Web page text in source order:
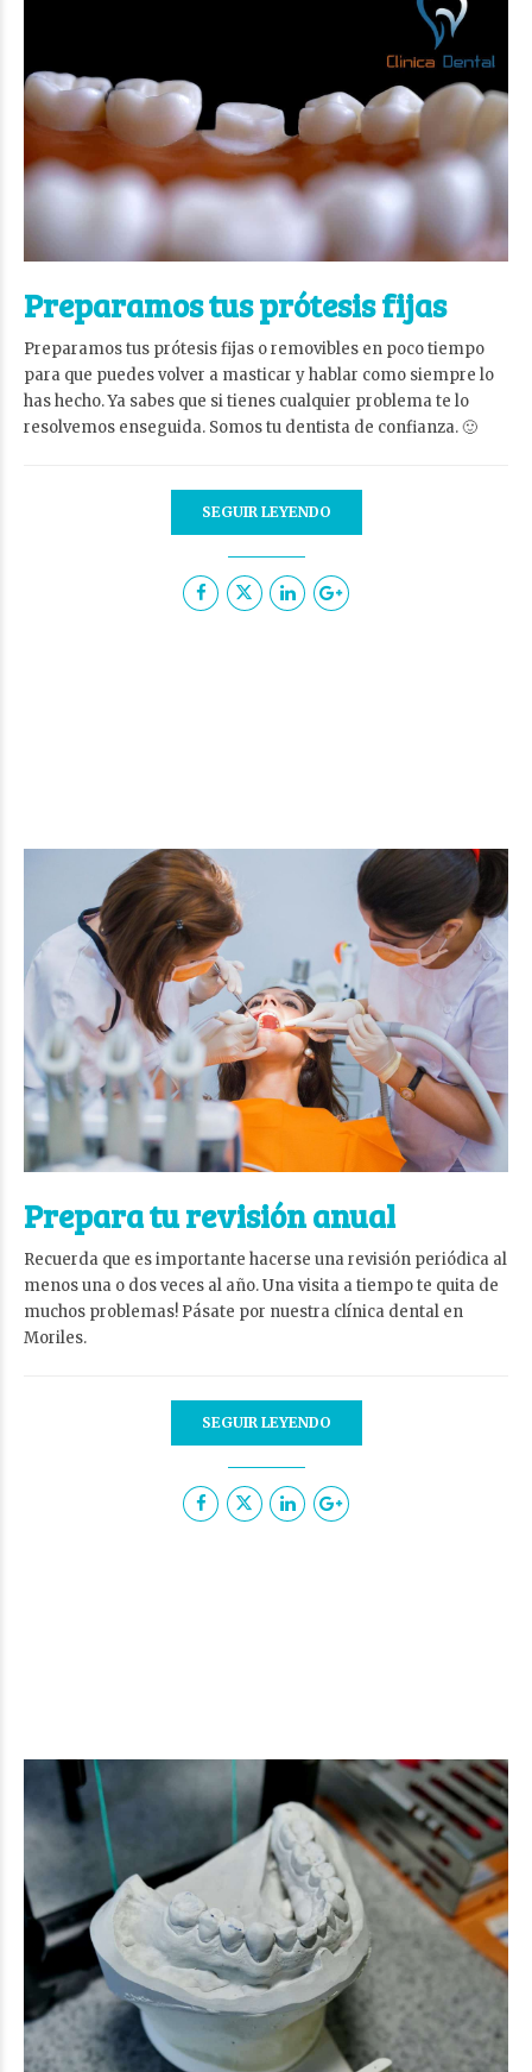
Preparamos tus prótesis fijas
Preparamos tus prótesis fijas o removibles en poco tiempo
para que puedes volver a masticar y hablar como siempre lo
has hecho. Ya sabes que si tienes cualquier problema te lo
resolvemos enseguida. Somos tu dentista de confianza. 🙂
SEGUIR LEYENDO
Prepara tu revisión anual
Recuerda que es importante hacerse una revisión periódica al
menos una o dos veces al año. Una visita a tiempo te quita de
muchos problemas! Pásate por nuestra clínica dental en
Moriles.
SEGUIR LEYENDO